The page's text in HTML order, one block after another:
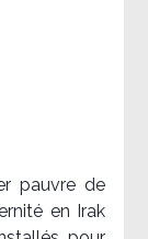
pauvre de
en Irak​